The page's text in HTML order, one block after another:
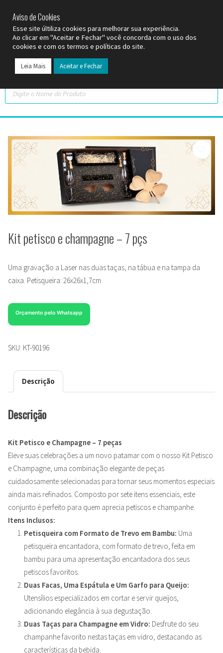
Kit petisco e champagne – 7 pçs
Uma gravação a Laser nas duas taças, na tábua e na tampa da
caixa. Petisqueira: 26x26x1,7cm
Orçamento pelo Whatsapp
SKU: KT-90196
Descrição
Descrição
Kit Petisco e Champagne – 7 peças
Eleve suas celebrações a um novo patamar com o nosso Kit Petisco
e Champagne, uma combinação elegante de peças
cuidadosamente selecionadas para tornar seus momentos especiais
ainda mais refinados. Composto por sete itens essenciais, este
conjunto é perfeito para quem aprecia petiscos e champanhe.
Itens Inclusos:
Petisqueira com Formato de Trevo em Bambu: Uma
petisqueira encantadora, com formato de trevo, feita em
bambu para uma apresentação encantadora dos seus
petiscos favoritos.
Duas Facas, Uma Espátula e Um Garfo para Queijo:
Utensílios especializados em cortar e servir queijos,
adicionando elegância à sua degustação.
Duas Taças para Champagne em Vidro: Desfrute do seu
champanhe favorito nestas taças em vidro, destacando as
características da bebida.
Aviso de Cookies
Esse site últiliza cookies para melhorar sua experiência.
Ao clicar em "Aceitar e Fechar" você concorda com o uso dos
cookies e com os termos e políticas do site.
Leia Mais Aceitar e Fechar